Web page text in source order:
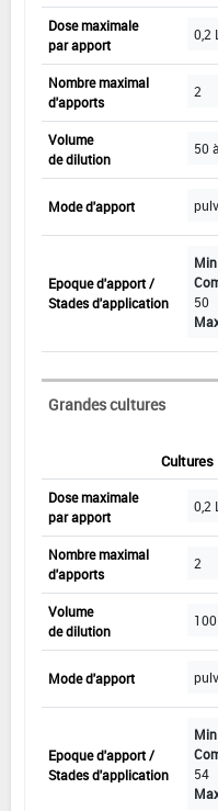
Dose maximale
par apport
0,2
Nombre maximal
d'apports
2
Volume
de dilution
50
Mode d'apport
Epoque d'apport /
Stades d'application
50
Grandes cultures
Cultures
Dose maximale
par apport
0,2
Nombre maximal
d'apports
2
Volume
de dilution
Mode d'apport
Epoque d'apport /
Stades d'application
54